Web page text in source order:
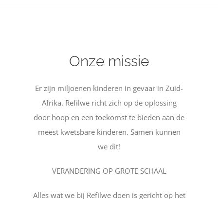
Onze missie
Er zijn miljoenen kinderen in gevaar in Zuid-
Afrika. Refilwe richt zich op de oplossing
door hoop en een toekomst te bieden aan de
meest kwetsbare kinderen. Samen kunnen
we dit!
VERANDERING OP GROTE SCHAAL
Alles wat we bij Refilwe doen is gericht op het